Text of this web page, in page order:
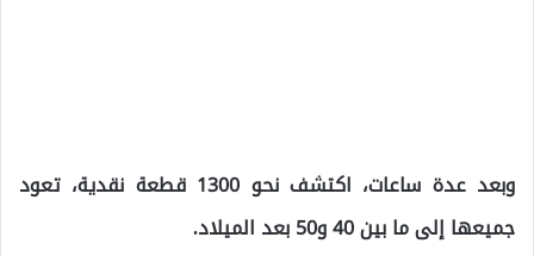
وبعد عدة ساعات، اكتشف نحو 1300 قطعة نقدية، تعود
جميعها إلى ما بين 40 و50 بعد الميلاد.